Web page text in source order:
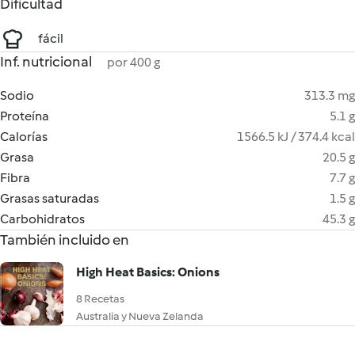
Dificultad
fácil
Inf. nutricional por 400 g
Sodio
313.3 mg
Proteína
5.1 g
Calorías
1566.5 kJ / 374.4 kcal
Grasa
20.5 g
Fibra
7.7 g
Grasas saturadas
1.5 g
Carbohidratos
45.3 g
También incluido en
High Heat Basics: Onions
8 Recetas
Australia y Nueva Zelanda